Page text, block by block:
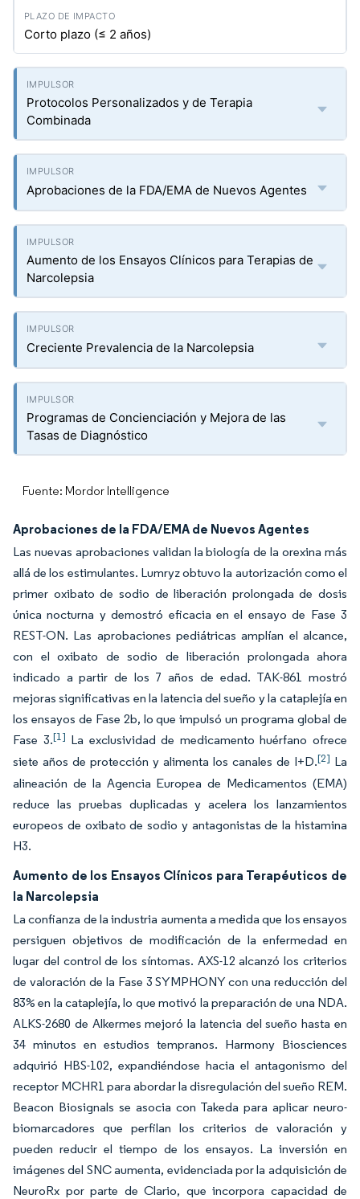
Corto plazo (≤ 2 años)
Protocolos Personalizados y de Terapia
Combinada
Aprobaciones de la FDA/EMA de Nuevos Agentes
Aumento de los Ensayos Clínicos para Terapias de
Narcolepsia
Creciente Prevalencia de la Narcolepsia
Programas de Concienciación y Mejora de las
Tasas de Diagnóstico
Fuente: Mordor Intelligence
Aprobaciones de la FDA/EMA de Nuevos Agentes
Las nuevas aprobaciones validan la biología de la orexina más
allá de los estimulantes. Lumryz obtuvo la autorización como el
primer oxibato de sodio de liberación prolongada de dosis
única nocturna y demostró eficacia en el ensayo de Fase 3
REST-ON. Las aprobaciones pediátricas amplían el alcance,
con el oxibato de sodio de liberación prolongada ahora
indicado a partir de los 7 años de edad. TAK-861 mostró
mejoras significativas en la latencia del sueño y la cataplejía en
los ensayos de Fase 2b, lo que impulsó un programa global de
Fase 3.[1] La exclusividad de medicamento huérfano ofrece
siete años de protección y alimenta los canales de I+D.[2] La
alineación de la Agencia Europea de Medicamentos (EMA)
reduce las pruebas duplicadas y acelera los lanzamientos
europeos de oxibato de sodio y antagonistas de la histamina
H3.
Aumento de los Ensayos Clínicos para Terapéuticos de
la Narcolepsia
La confianza de la industria aumenta a medida que los ensayos
persiguen objetivos de modificación de la enfermedad en
lugar del control de los síntomas. AXS-12 alcanzó los criterios
de valoración de la Fase 3 SYMPHONY con una reducción del
83% en la cataplejía, lo que motivó la preparación de una NDA.
ALKS-2680 de Alkermes mejoró la latencia del sueño hasta en
34 minutos en estudios tempranos. Harmony Biosciences
adquirió HBS-102, expandiéndose hacia el antagonismo del
receptor MCHR1 para abordar la disregulación del sueño REM.
Beacon Biosignals se asocia con Takeda para aplicar neuro-
biomarcadores que perfilan los criterios de valoración y
pueden reducir el tiempo de los ensayos. La inversión en
imágenes del SNC aumenta, evidenciada por la adquisición de
NeuroRx por parte de Clario, que incorpora capacidad de